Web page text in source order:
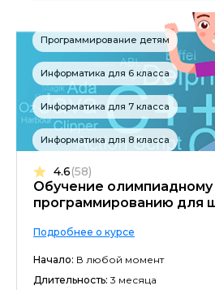
Программирование детям
Информатика для 6 класса
Информатика для 7 класса
Информатика для 8 класса
Обучение олимпиадному
программированию для
4.6(58)
Подробнее о курсе
Начало: В любой момент
Длительность: 3 месяца